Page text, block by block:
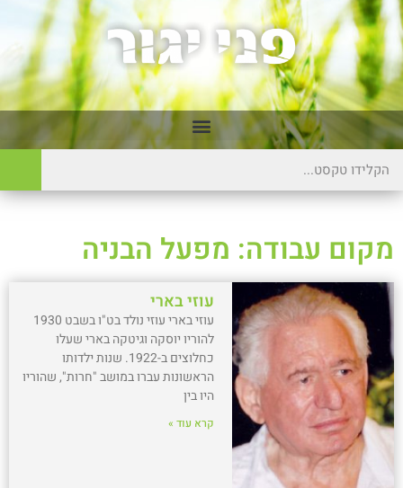
מקום עבודה: מפעל הבניה
עוזי בארי
עוזי בארי עוזי נולד בט"ו בשבט 1930
להוריו יוסקה וגיטקה בארי שעלו
כחלוצים ב-1922. שנות ילדותו
הראשונות עברו במושב "חרות", שהוריו
היו בין
קרא עוד »